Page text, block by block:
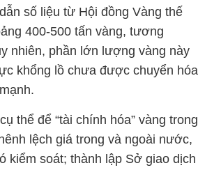
số liệu từ Hội đồng Vàng thế
400-500 tấn vàng, tương
nhiên, phần lớn lượng vàng này
khổng lồ chưa được chuyển hóa
thể để “tài chính hóa” vàng trong
lệch giá trong và ngoài nước,
kiểm soát; thành lập Sở giao dịch